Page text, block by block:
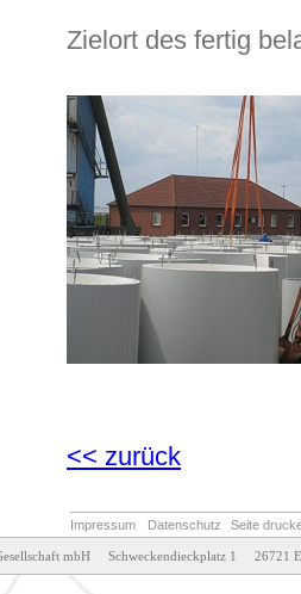
Zielort des fertig
<< zurück
Impressum Datenschutz Seite
mbH     Schweckendieckplatz 1